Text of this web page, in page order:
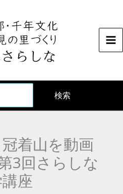
検索
着山を動画
3回さらしな
座